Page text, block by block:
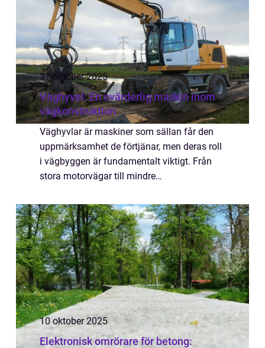
31 oktober 2025
Väghyvel: En ovärderlig maskin inom
vägkonstruktion
Väghyvlar är maskiner som sällan får den
uppmärksamhet de förtjänar, men deras roll
i vägbyggen är fundamentalt viktigt. Från
stora motorvägar till mindre
10 oktober 2025
Elektronisk omrörare för betong: